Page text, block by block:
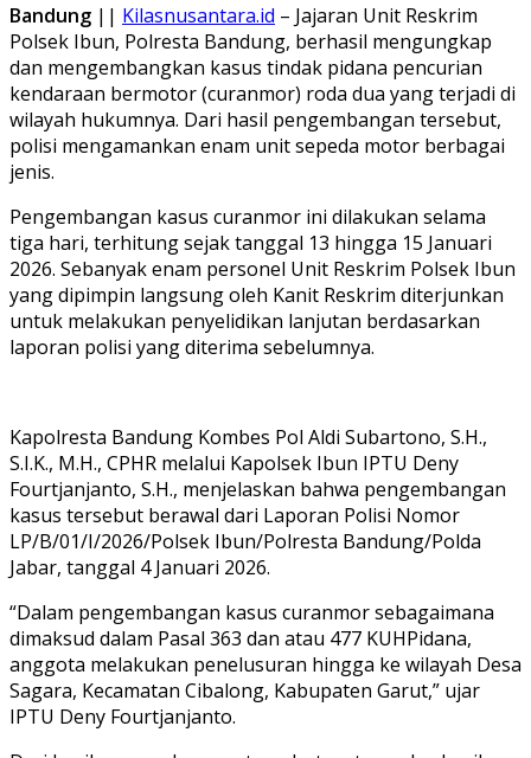
Bandung || Kilasnusantara.id – Jajaran Unit Reskrim
Polsek Ibun, Polresta Bandung, berhasil mengungkap
dan mengembangkan kasus tindak pidana pencurian
kendaraan bermotor (curanmor) roda dua yang terjadi di
wilayah hukumnya. Dari hasil pengembangan tersebut,
polisi mengamankan enam unit sepeda motor berbagai
jenis.
Pengembangan kasus curanmor ini dilakukan selama
tiga hari, terhitung sejak tanggal 13 hingga 15 Januari
2026. Sebanyak enam personel Unit Reskrim Polsek Ibun
yang dipimpin langsung oleh Kanit Reskrim diterjunkan
untuk melakukan penyelidikan lanjutan berdasarkan
laporan polisi yang diterima sebelumnya.
Kapolresta Bandung Kombes Pol Aldi Subartono, S.H.,
S.I.K., M.H., CPHR melalui Kapolsek Ibun IPTU Deny
Fourtjanjanto, S.H., menjelaskan bahwa pengembangan
kasus tersebut berawal dari Laporan Polisi Nomor
LP/B/01/I/2026/Polsek Ibun/Polresta Bandung/Polda
Jabar, tanggal 4 Januari 2026.
“Dalam pengembangan kasus curanmor sebagaimana
dimaksud dalam Pasal 363 dan atau 477 KUHPidana,
anggota melakukan penelusuran hingga ke wilayah Desa
Sagara, Kecamatan Cibalong, Kabupaten Garut,” ujar
IPTU Deny Fourtjanjanto.